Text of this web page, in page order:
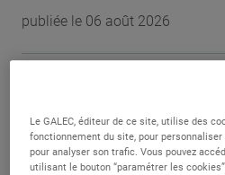
publiée le 06 août 2026
PÂTISSIER - H/F
publiée le 06 août 2026
Le GALEC, éditeur de ce site, utilise des
fonctionnement du site, pour
pour analyser son trafic. Vous pouvez
utilisant le bouton “paramétrer les